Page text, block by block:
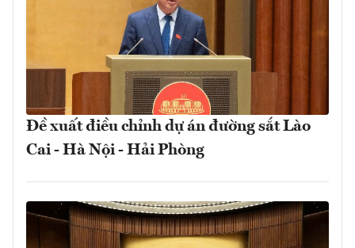
Đề xuất điều chỉnh dự án đường sắt Lào
Cai - Hà Nội - Hải Phòng